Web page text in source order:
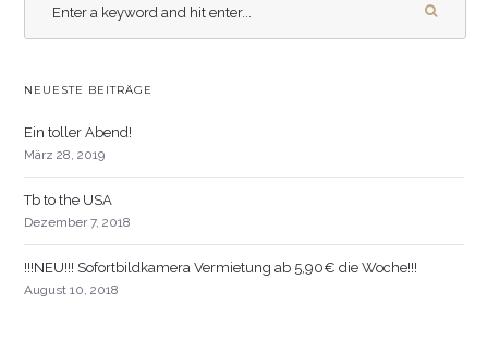
NEUESTE BEITRÄGE
Ein toller Abend!
März 28, 2019
Tb to the USA
Dezember 7, 2018
!!!NEU!!! Sofortbildkamera Vermietung ab 5,90€ die Woche!!!
August 10, 2018